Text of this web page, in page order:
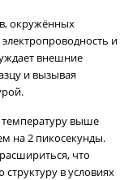
окружённых
и
внешние
и вызывая
температуру выше
на 2 пикосекунды.
что
структуру в условиях